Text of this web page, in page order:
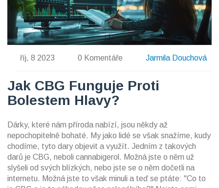
říj, 8 2023 0 Komentáře Jarmila Douchová
Jak CBG Funguje Proti
Bolestem Hlavy?
Dárky, které nám příroda nabízí, jsou někdy až
nepochopitelně bohaté. My jako lidé se však snažíme, kudy
chodíme, tyto dary objevit a využít. Jedním z takových
darů je CBG, neboli cannabigerol. Možná jste o něm už
slyšeli od svých blízkých, nebo jste se o něm dočetli na
internetu. Možná jste to však minuli a teď se ptáte: "Co to